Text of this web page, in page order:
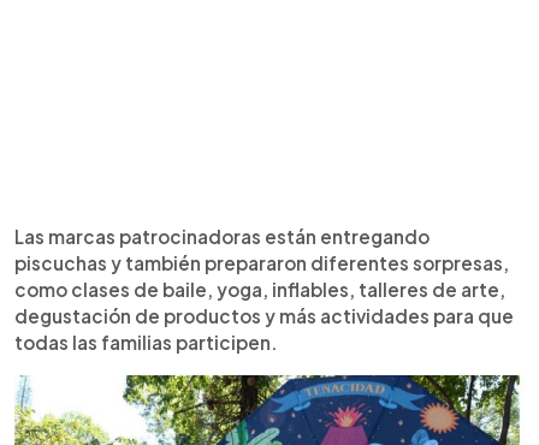
Las marcas patrocinadoras están entregando
piscuchas y también prepararon diferentes sorpresas,
como clases de baile, yoga, inflables, talleres de arte,
degustación de productos y más actividades para que
todas las familias participen.